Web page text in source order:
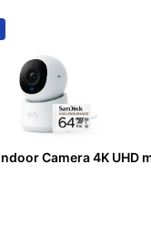
nachtzicht en
iedereen die
en robuuste
Camera 4K UHD